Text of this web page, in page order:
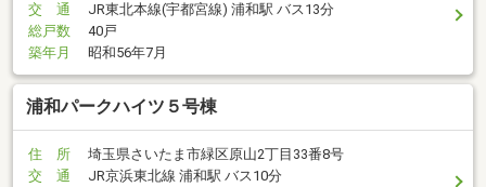
交 通
JR東北本線(宇都宮線) 浦和駅 バス13分
総戸数
40戸
築年月
昭和56年7月
浦和パークハイツ５号棟
住 所
埼玉県さいたま市緑区原山2丁目33番8号
交 通
JR京浜東北線 浦和駅 バス10分